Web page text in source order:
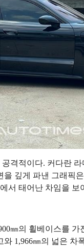
격적이다. 커다란
깊게 파낸 그래픽
서 태어난 차임을 보
㎜의 휠베이스를
1,966㎜의 넓은